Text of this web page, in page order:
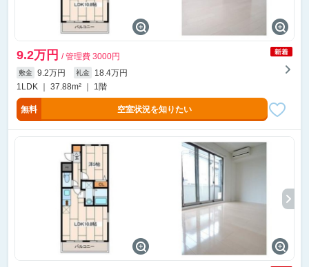
9.2万円 / 管理費 3000円
敷金 9.2万円 礼金
18.4万円
1LDK ｜ 37.88m² ｜ 1階
無料 空室状況を知りたい